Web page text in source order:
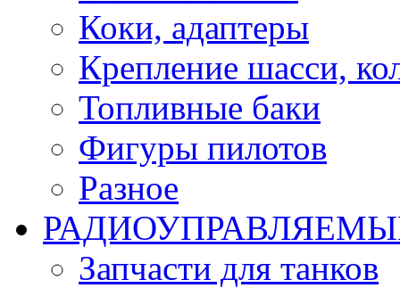
Коки, адаптеры
Крепление шасси,
Топливные баки
Фигуры пилотов
Разное
Запчасти для танков